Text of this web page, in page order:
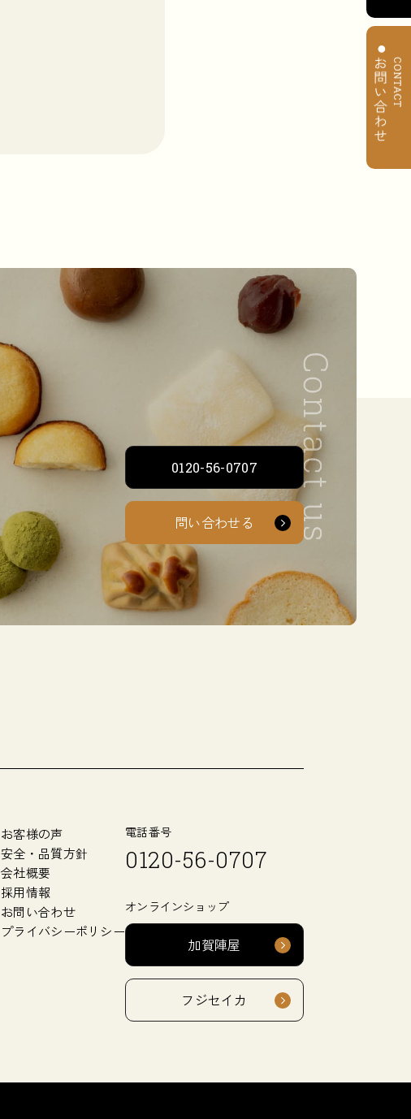
0120-56-0707
問い合わせる
お客様の声
安全・品質方針
会社概要
採用情報
お問い合わせ
プライバシーポリシー
電話番号
0120-56-0707
オンラインショップ
加賀陣屋
フジセイカ